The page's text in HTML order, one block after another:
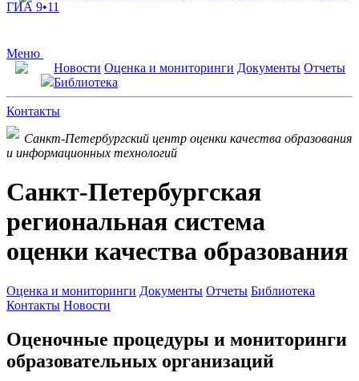
ГИА 9•11
Меню
Новости Оценка и мониторинги Документы Отчеты
Библиотека
Контакты
Санкт-Петербургский центр оценки качества образования
и информационных технологий
Санкт-Петербургская
региональная система
оценки качества образования
Оценка и мониторинги Документы Отчеты Библиотека
Контакты Новости
Оценочные процедуры и мониторинги
образовательных организаций